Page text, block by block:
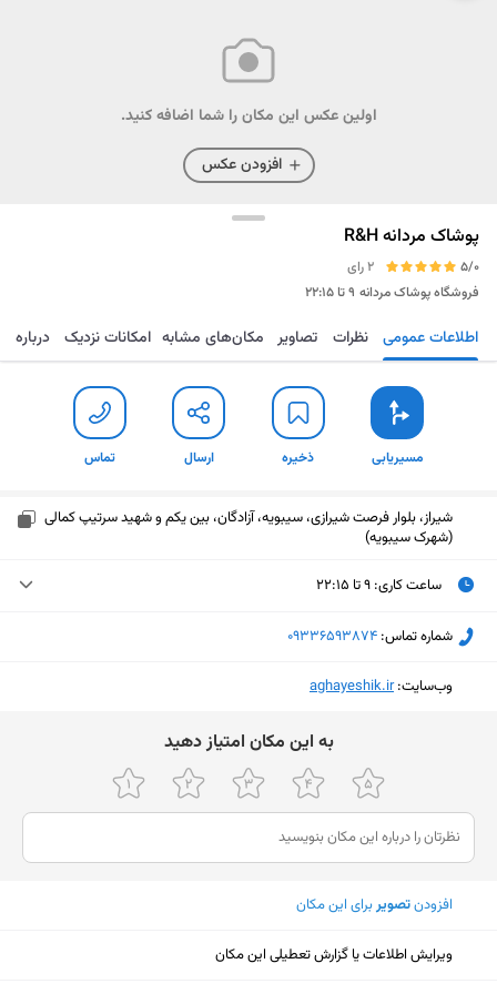
اولین عکس این مکان را شما اضافه کنید.
افزودن عکس
پوشاک مردانه R&H
5/0
2 رای
فروشگاه پوشاک مردانه ۹ تا ۲۲:۱۵
مسیریابی ذخیره ارسال تماس اطلاعات عمومی نظرات تصاویر مکان‌های مشابه امکانات نزدیک درباره
مسیریابی ذخیره ارسال تماس
شیراز، بلوار فرصت شیرازی، سیبویه، آزادگان، بین یکم و شهید سرتیپ کمالی
(شهرک سیبویه)
ساعت کاری: ۹ تا ۲۲:۱۵
یکشنبه (امروز)
پنجشنبه
۹ تا ۲۲:۱۵
جمعه
۹ تا ۲۲:۱۵
شنبه
شماره تماس: ‎09336593874
وب‌سایت:‎aghayeshik.ir
ﺑﻪ اﯾﻦ ﻣﮑﺎن اﻣﺘﯿﺎز دﻫﯿﺪ
افزودنتصویربرای این مکان
ویرایش اطلاعات یا گزارش تعطیلی این مکان